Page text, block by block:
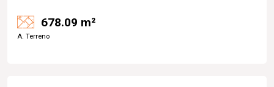
678.09 m²
A. Terreno